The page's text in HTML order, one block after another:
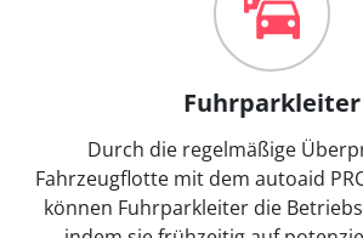
Fuhrparkleiter
Durch die regelmäßige
Fahrzeugflotte mit dem autoaid
können Fuhrparkleiter die